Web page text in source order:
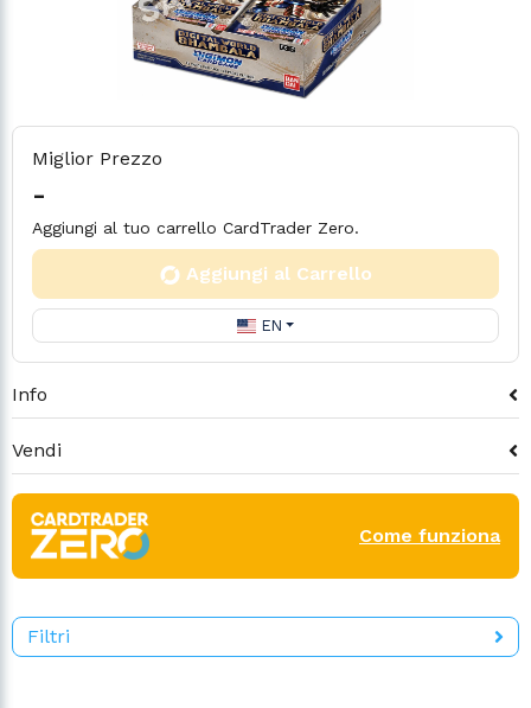
Miglior Prezzo
-
Aggiungi al tuo carrello CardTrader Zero.
Aggiungi al Carrello
EN
Info
Vendi
Come funziona
Filtri